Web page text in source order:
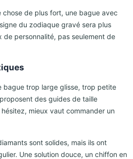
chose de plus fort, une bague avec
du zodiaque gravé sera plus
de personnalité, pas seulement de
bague trop large glisse, trop petite
des guides de taille
mieux vaut commander un
sont solides, mais ils ont
Une solution douce, un chiffon en